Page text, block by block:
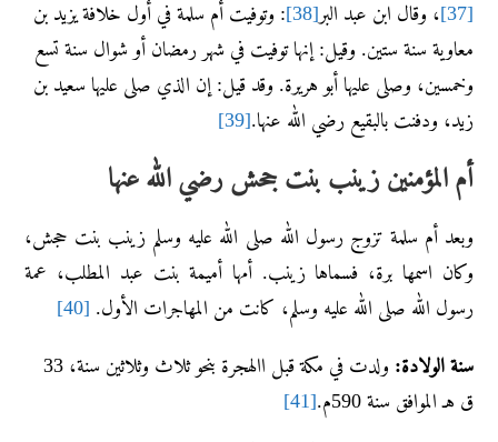
[37]
، وقال ابن عبد البر [38]
: وتوفيت أم سلمة في أول خلافة يزيد بن
معاوية سنة ستين. وقيل: إنها توفيت في شهر رمضان أو شوال سنة تسع
وخمسين، وصلى عليها أبو هريرة. وقد قيل: إن الذي صلى عليها سعيد بن
زيد، ودفنت بالبقيع رضي الله عنها.[39]
أم المؤمنين زينب بنت جحش رضي الله عنها
وبعد أم سلمة تزوج رسول الله صلى الله عليه وسلم زينب بنت حجش،
وكان اسمها برة، فسماها زينب. أمها أميمة بنت عبد المطلب، عمة
رسول الله صلى الله عليه وسلم، كانت من المهاجرات الأول. [40]
سنة الولادة:
ولدت في مكة قبل االهجرة بنحو ثلاث وثلاثين سنة، 33
ق هـ الموافق سنة 590م.
[41]